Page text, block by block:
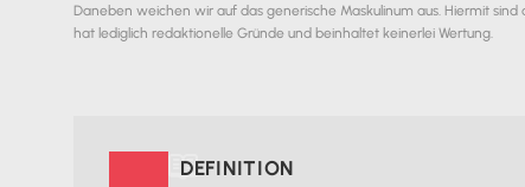
Daneben weichen wir auf das generische Maskulinum aus. Hiermit
hat lediglich redaktionelle Gründe und beinhaltet keinerlei Wertung.

DEFINITION